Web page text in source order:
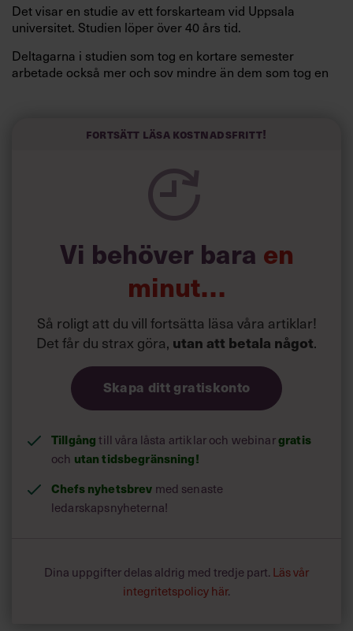
Det visar en studie av ett forskarteam vid Uppsala
universitet. Studien löper över 40 års tid.
Deltagarna i studien som tog en kortare semester
arbetade också mer och sov mindre än dem som tog en
Forskarna tror sig dessutom kunna uttyda att en längre
försök att förändra livsstilsvanor.
Fortsätt läsa kostnadsfritt!
Vi behöver bara en
minut…
Så roligt att du vill fortsätta läsa våra artiklar!
Det får du strax göra, utan att betala något.
Skapa ditt gratiskonto
Tillgångtill våra låsta artiklar och webinargratis
och utan tidsbegränsning!
Chefs nyhetsbrev med senaste
ledarskapsnyheterna!
Dina uppgifter delas aldrig med tredje part. Läs vår
integritetspolicy här.